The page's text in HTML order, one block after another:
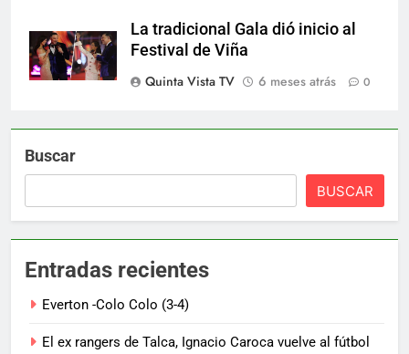
La tradicional Gala dió inicio al
Festival de Viña
Quinta Vista TV
6 meses atrás 0
Buscar
BUSCAR
Entradas recientes
Everton -Colo Colo (3-4)
El ex rangers de Talca, Ignacio Caroca vuelve al fútbol